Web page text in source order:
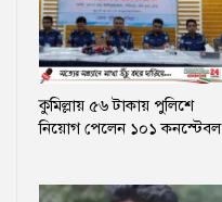
কুমিল্লায় ৫৬ টাকায় পুলিশে
নিয়োগ পেলেন ১০১ কনস্টেবল